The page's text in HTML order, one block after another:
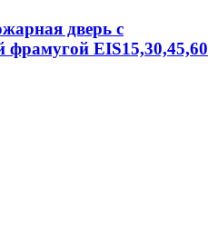
дверь с
фрамугой EIS15,30,45,60